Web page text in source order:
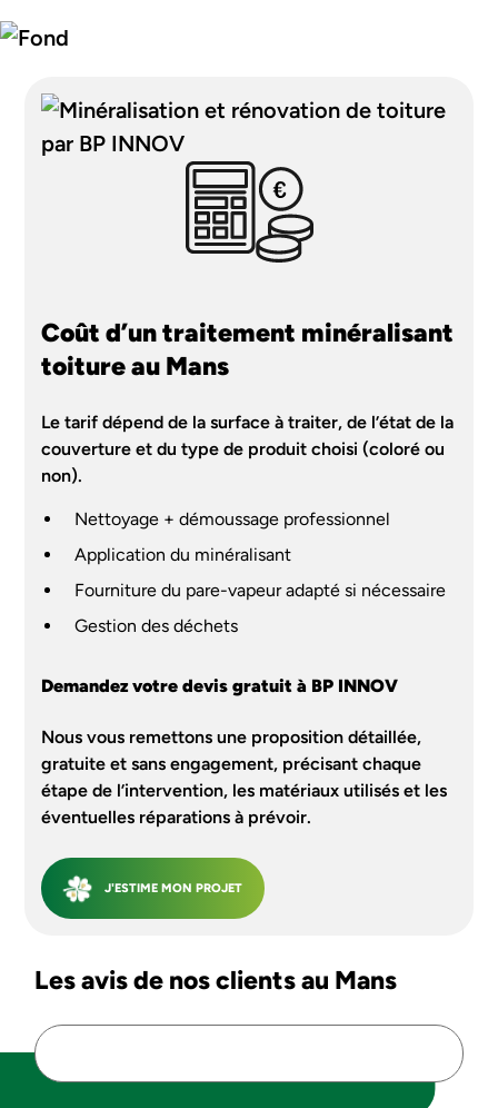
Coût d’un traitement minéralisant
toiture au Mans
Le tarif dépend de la surface à traiter, de l’état de la
couverture et du type de produit choisi (coloré ou
non).
Nettoyage + démoussage professionnel
Application du minéralisant
Fourniture du pare-vapeur adapté si nécessaire
Gestion des déchets
Demandez votre devis gratuit à BP INNOV
Nous vous remettons une proposition détaillée,
gratuite et sans engagement, précisant chaque
étape de l’intervention, les matériaux utilisés et les
éventuelles réparations à prévoir.
J'ESTIME MON PROJET
Les avis de nos clients au Mans